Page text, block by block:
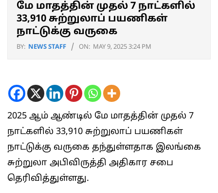
மே மாதத்தின் முதல் 7 நாட்களில்
33,910 சுற்றுலாப் பயணிகள்
நாட்டுக்கு வருகை
BY: NEWS STAFF ON: MAY 9, 2025 3:24 PM
2025 ஆம் ஆண்டில் மே மாதத்தின் முதல் 7
நாட்களில் 33,910 சுற்றுலாப் பயணிகள்
நாட்டுக்கு வருகை தந்துள்ளதாக இலங்கை
சுற்றுலா அபிவிருத்தி அதிகார சபை
தெரிவித்துள்ளது.